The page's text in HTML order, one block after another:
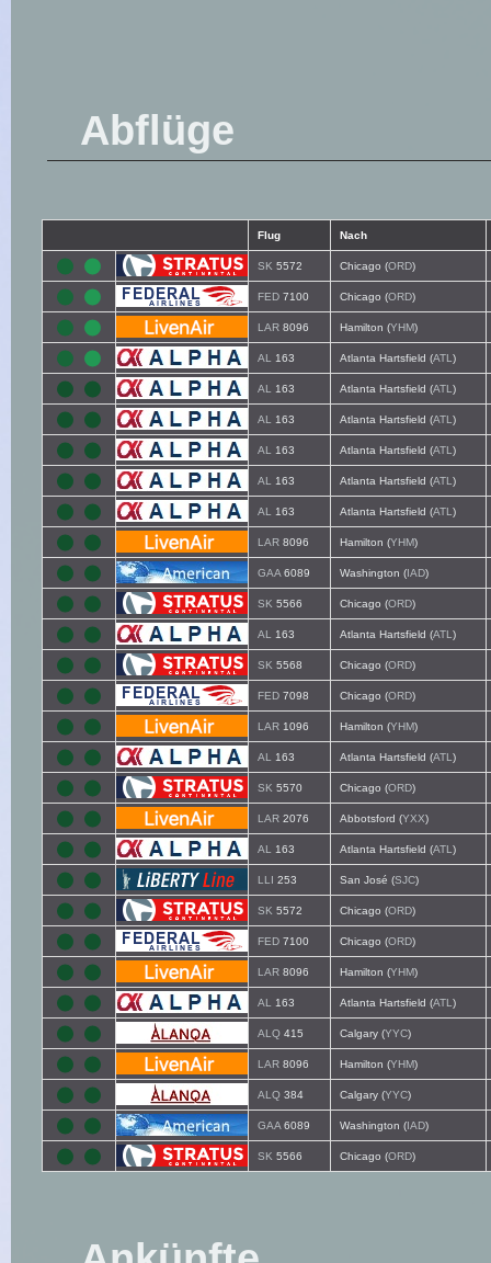
Abflüge
Flug Nach
SK 5572 Chicago (ORD)
FED 7100 Chicago (ORD)
LAR 8096 Hamilton (YHM)
AL 163 Atlanta Hartsfield (ATL )
AL 163 Atlanta Hartsfield (ATL )
AL 163 Atlanta Hartsfield (ATL )
AL 163 Atlanta Hartsfield (ATL )
AL 163 Atlanta Hartsfield (ATL )
AL 163 Atlanta Hartsfield (ATL )
LAR 8096 Hamilton (YHM)
GAA 6089 Washington (IAD)
SK 5566 Chicago (ORD)
AL 163 Atlanta Hartsfield (ATL )
SK 5568 Chicago (ORD)
FED 7098 Chicago (ORD)
LAR 1096 Hamilton (YHM)
AL 163 Atlanta Hartsfield (ATL )
SK 5570 Chicago (ORD)
LAR 2076 Abbotsford (YXX)
AL 163 Atlanta Hartsfield (ATL )
LLI 253 San José (SJC)
SK 5572 Chicago (ORD)
FED 7100 Chicago (ORD)
LAR 8096 Hamilton (YHM)
AL 163 Atlanta Hartsfield (ATL )
ALQ 415 Calgary (YYC)
LAR 8096 Hamilton (YHM)
ALQ 384 Calgary (YYC)
GAA 6089 Washington (IAD)
SK 5566 Chicago (ORD)